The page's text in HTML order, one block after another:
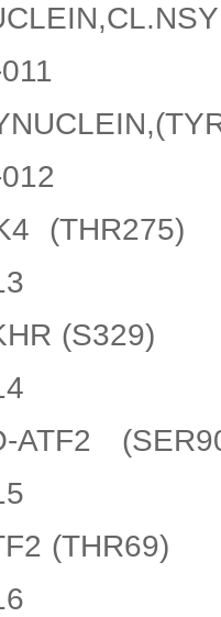
ATF2